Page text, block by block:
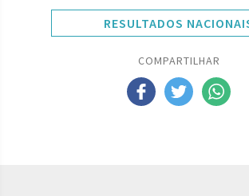
RESULTADOS
COMPARTILHAR